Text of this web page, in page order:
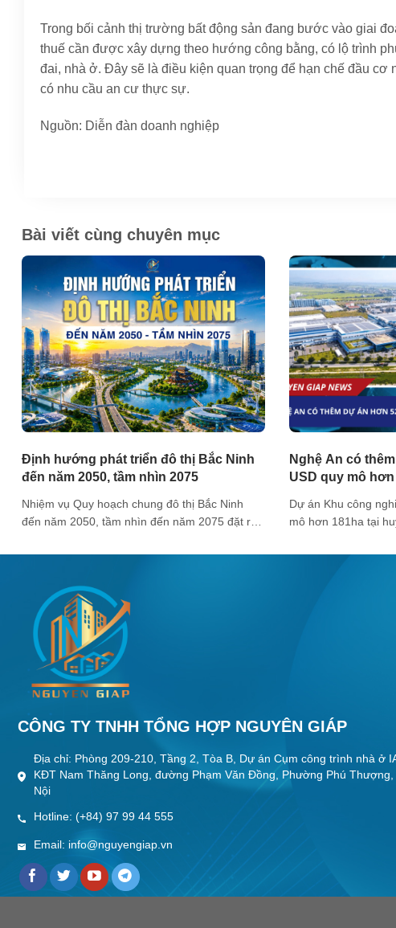
Trong bối cảnh thị trường bất động sản đang bước vào giai
thuế cần được xây dựng theo hướng công bằng, có lộ trình
đai, nhà ở. Đây sẽ là điều kiện quan trọng để hạn chế đầu
có nhu cầu an cư thực sự.
Nguồn: Diễn đàn doanh nghiệp
Bài viết cùng chuyên mục
Định hướng phát triển đô thị Bắc Ninh
đến năm 2050, tầm nhìn 2075
Nhiệm vụ Quy hoạch chung đô thị Bắc Ninh
đến năm 2050, tầm nhìn đến năm 2075 đặt ra
triển nhằm cụ thể hóa mục tiêu xây dựng Bắc
ương. Trong đó tập trung vào nội dung như:
[...]
Nghệ An có
USD quy mô hơn
Dự án Khu công
mô hơn 181ha tại
An Nguyễn Đức
CÔNG TY TNHH TỔNG HỢP NGUYÊN GIÁP
Địa chỉ: Phòng 209-210, Tầng 2, Tòa B, Dự án Cụm công trình nhà ở
KĐT Nam Thăng Long, đường Phạm Văn Đồng, Phường Phú Thượng,
Nội
Hotline: (+84) 97 99 44 555
Email: info@nguyengiap.vn